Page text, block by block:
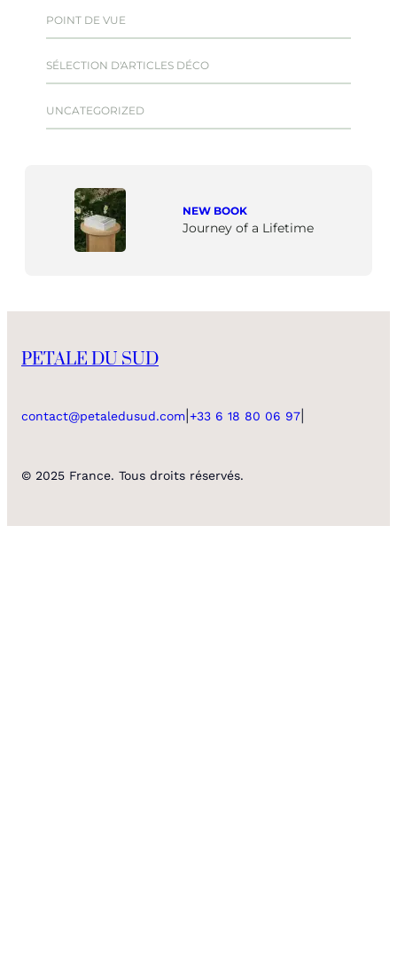
POINT DE VUE
SÉLECTION D'ARTICLES DÉCO
UNCATEGORIZED
NEW BOOK
Journey of a Lifetime
PETALE DU SUD
contact@petaledusud.com +33 6 18 80 06 97
© 2025 France. Tous droits réservés.